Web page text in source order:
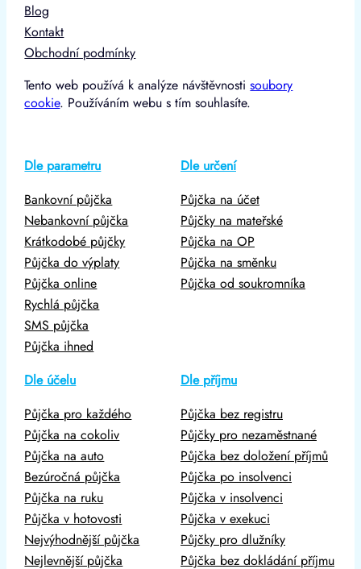
Blog
Kontakt
Obchodní podmínky
Tento web používá k analýze návštěvnostisoubory
cookie. Používáním webu s tím souhlasíte.
Dle parametru
Bankovní půjčka
Nebankovní půjčka
Krátkodobé půjčky
Půjčka do výplaty
Půjčka online
Rychlá půjčka
SMS půjčka
Půjčka ihned
Dle určení
Půjčka na účet
Půjčky na mateřské
Půjčka na OP
Půjčka na směnku
Půjčka od soukromníka
Dle účelu
Půjčka pro každého
Půjčka na cokoliv
Půjčka na auto
Bezúročná půjčka
Půjčka na ruku
Půjčka v hotovosti
Nejvýhodnější půjčka
Nejlevnější půjčka
Dle příjmu
Půjčka bez registru
Půjčky pro nezaměstnané
Půjčka bez doložení příjmů
Půjčka po insolvenci
Půjčka v insolvenci
Půjčka v exekuci
Půjčky pro dlužníky
Půjčka bez dokládání příjmu